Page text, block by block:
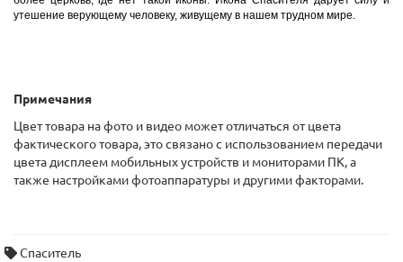
утешение верующему человеку, живущему в нашем трудном мире.
Примечания
Цвет товара на фото и видео может отличаться от цвета
фактического товара, это связано с использованием передачи
цвета дисплеем мобильных устройств и мониторами ПК, а
также настройками фотоаппаратуры и другими факторами.
Спаситель